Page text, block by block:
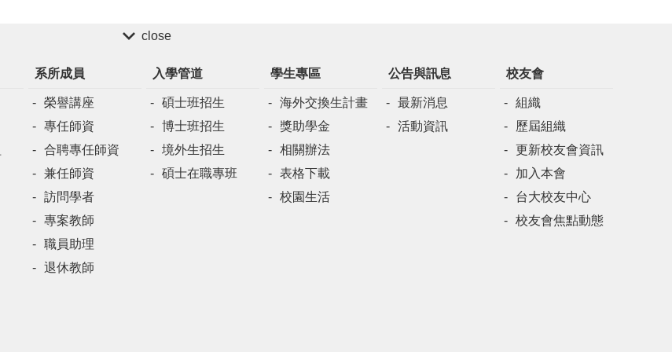
close
系所成員
榮譽講座
專任師資
合聘專任師資
兼任師資
訪問學者
專案教師
職員助理
退休教師
入學管道
碩士班招生
博士班招生
境外生招生
碩士在職專班
學生專區
海外交換生計畫
獎助學金
相關辦法
表格下載
校園生活
公告與訊息
最新消息
活動資訊
校友會
組織
歷屆組織
更新校友會資訊
加入本會
台大校友中心
校友會焦點動態